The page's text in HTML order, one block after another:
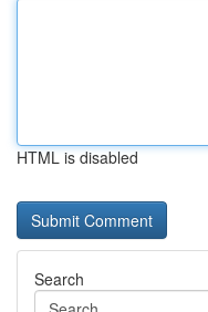
HTML is disabled
Search